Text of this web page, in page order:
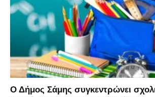
Ο Δήμος Σάμης συγκεντρώνει